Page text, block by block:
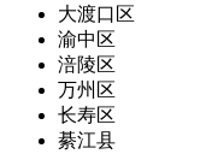
大渡口区
渝中区
涪陵区
万州区
长寿区
綦江县